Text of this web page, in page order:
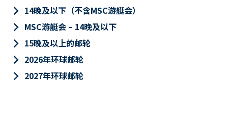
keyboard_arrow_right 14晚及以下（不含MSC游艇会）
keyboard_arrow_right MSC游艇会 – 14晚及以下
keyboard_arrow_right 15晚及以上的邮轮
keyboard_arrow_right 2026年环球邮轮
keyboard_arrow_right 2027年环球邮轮